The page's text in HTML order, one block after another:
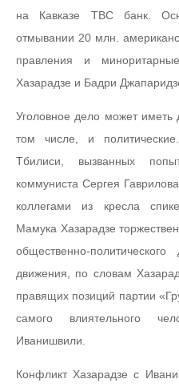
на Кавказе TBC банк.
отмывании 20 млн.
правления и
Хазарадзе и Бадри
Уголовное дело может иметь
том числе, и
Тбилиси, вызванных
коммуниста Сергея
коллегами из кресла
Мамука Хазарадзе
общественно-
движения, по словам
правящих позиций партии
самого влиятельного
Иванишвили.
Конфликт Хазарадзе с